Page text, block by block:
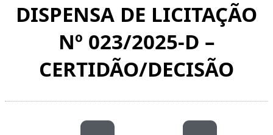
DISPENSA DE LICITAÇÃO
Nº 023/2025-D –
CERTIDÃO/DECISÃO